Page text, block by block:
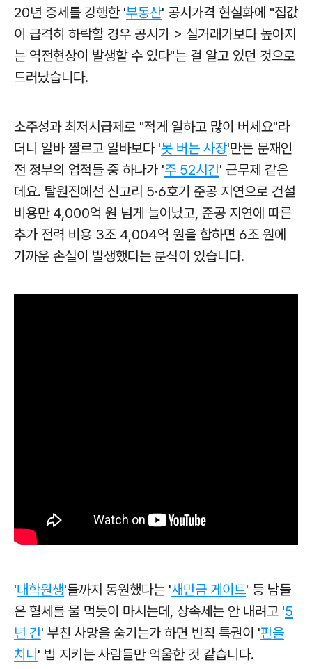
20년 증세를 강행한 '부동산' 공시가격 현실화에 "집값
이 급격히 하락할 경우 공시가 > 실거래가보다 높아지
는 역전현상이 발생할 수 있다"는 걸 알고 있던 것으로
드러났습니다.
소주성과 최저시급제로 "적게 일하고 많이 버세요"라
더니 알바 짤르고 알바보다 '못 버는 사장'만든 문재인
전 정부의 업적들 중 하나가 '주 52시간' 근무제 같은
데요. 탈원전에선 신고리 5·6호기 준공 지연으로 건설
비용만 4,000억 원 넘게 늘어났고, 준공 지연에 따른
추가 전력 비용 3조 4,004억 원을 합하면 6조 원에
가까운 손실이 발생했다는 분석이 있습니다.
'대학원생'들까지 동원했다는 '새만금 게이트' 등 남들
은 혈세를 물 먹듯이 마시는데, 상속세는 안 내려고 '5
년 간' 부친 사망을 숨기는가 하면 반칙 특권이 '판을
치니 ' 법 지키는 사람들만 억울한 것 같습니다.